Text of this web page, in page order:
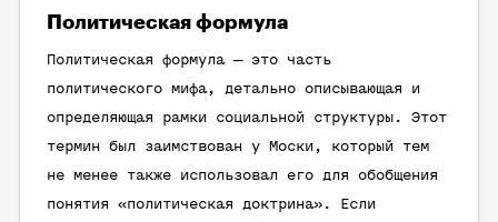
Политическая формула
Политическая формула — это часть
политического мифа, детально описывающая и
определяющая рамки социальной структуры. Этот
термин был заимствован у Моски, который тем
не менее также использовал его для обобщения
понятия «политическая доктрина». Если